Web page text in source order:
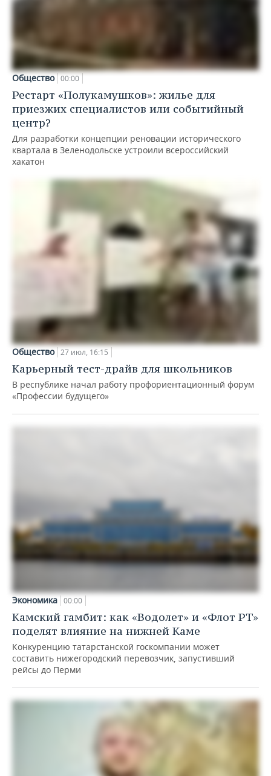
Общество 00:00
Рестарт «Полукамушков»: жилье для
приезжих специалистов или событийный
центр?
Для разработки концепции реновации исторического
квартала в Зеленодольске устроили всероссийский
хакатон
Общество 27 июл, 16:15
Карьерный тест-драйв для школьников
В республике начал работу профориентационный форум
«Профессии будущего»
Экономика 00:00
Камский гамбит: как «Водолет» и «Флот РТ»
поделят влияние на нижней Каме
Конкуренцию татарстанской госкомпании может
составить нижегородский перевозчик, запустивший
рейсы до Перми